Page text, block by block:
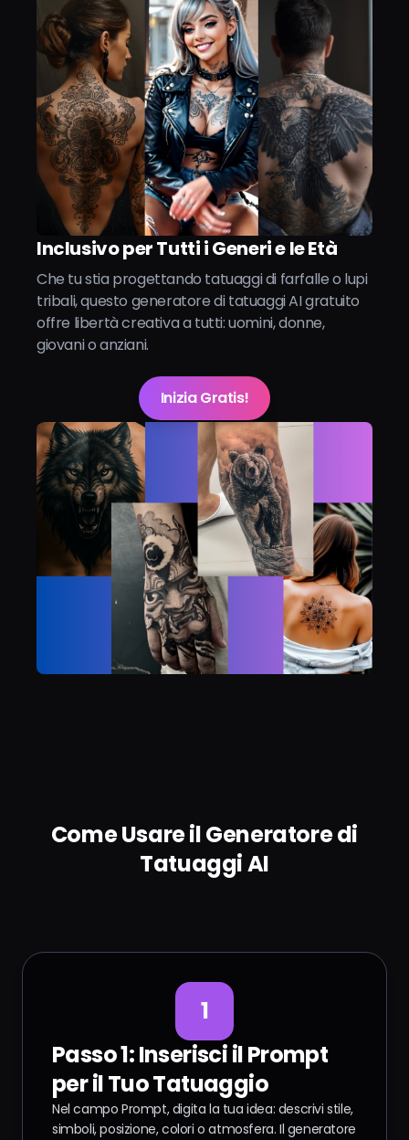
Inclusivo per Tutti i Generi e le Età
Che tu stia progettando tatuaggi di farfalle o lupi
tribali, questo generatore di tatuaggi AI gratuito
offre libertà creativa a tutti: uomini, donne,
giovani o anziani.
Inizia Gratis!
Come Usare il Generatore di
Tatuaggi AI
1
Passo 1: Inserisci il Prompt
per il Tuo Tatuaggio
Nel campo Prompt, digita la tua idea: descrivi stile,
simboli, posizione, colori o atmosfera. Il generatore